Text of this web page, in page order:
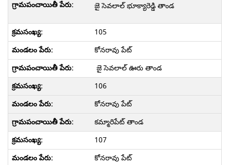
జై సెవలాల్ భూక్యారెడ్డి తాండ
105
కోనరావు పేట్
జై సెవలాల్ ఊరు తాండ
106
కోనరావు పేట్
కమ్మారిపేట్ తాండ
107
కోనరావు పేట్